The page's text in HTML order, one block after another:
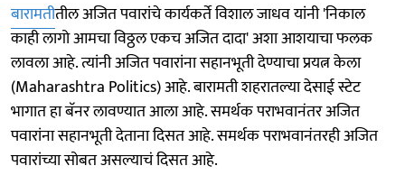
बारामतीतील अजित पवारांचे कार्यकर्ते विशाल जाधव यांनी 'निकाल
काही लागो आमचा विठ्ठल एकच अजित दादा' अशा आशयाचा फलक
लावला आहे. त्यांनी अजित पवारांना सहानभूती देण्याचा प्रयत्न केला
(Maharashtra Politics) आहे. बारामती शहरातल्या देसाई स्टेट
भागात हा बॅनर लावण्यात आला आहे. समर्थक पराभवानंतर अजित
पवारांना सहानभूती देताना दिसत आहे. समर्थक पराभवानंतरही अजित
पवारांच्या सोबत असल्याचं दिसत आहे.